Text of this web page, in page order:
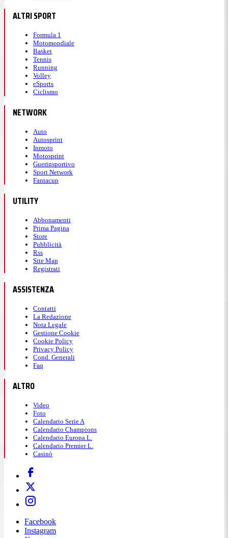
ALTRI SPORT
Formula 1
Motomondiale
Basket
Tennis
Running
Volley
eSports
Ciclismo
NETWORK
Auto
Autosprint
Inmoto
Motosprint
Guerinsportivo
Sport Network
Fantacup
UTILITY
Abbonamenti
Prima Pagina
Store
Pubblicità
Rss
Site Map
Registrati
ASSISTENZA
Contatti
La Redazione
Nota Legale
Gestione Cookie
Cookie Policy
Privacy Policy
Cond. Generali
Faq
ALTRO
Video
Foto
Calendario Serie A
Calendario Champions
Calendario Europa L.
Calendario Premier L.
Casinò
Facebook
Instagram